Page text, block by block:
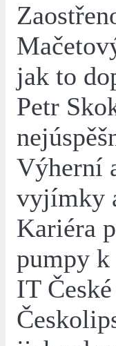
jak to
Petr
Výherní
vyjímky
Kariéra
pumpy
IT